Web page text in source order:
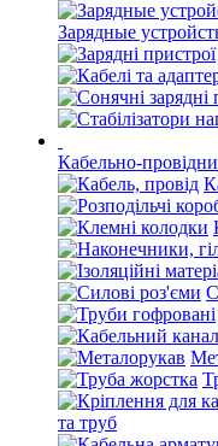
Зарядные
Кабельно-
та труб